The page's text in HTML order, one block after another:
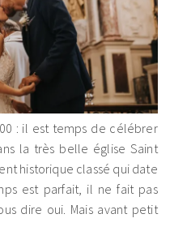
: il est temps de célébrer
la très belle église Saint
historique classé qui date
est parfait, il ne fait pas
dire oui. Mais avant petit